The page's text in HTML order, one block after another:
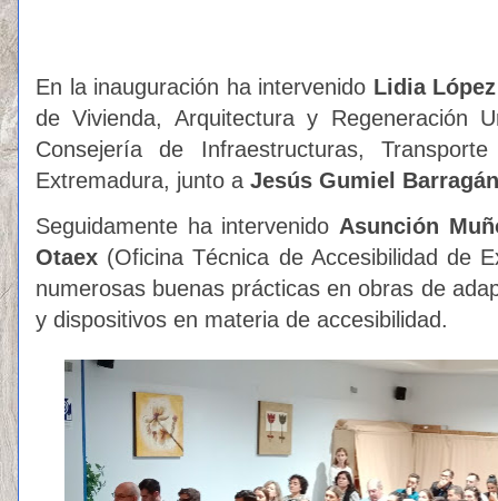
En la inauguración ha intervenido Lidia
de Vivienda, Arquitectura y Regeneración
Consejería de Infraestructuras,
Extremadura, junto a Jesús Gumiel Barragán
Seguidamente ha intervenido Asunción
Otaex (Oficina Técnica de Accesibilidad de
numerosas buenas prácticas en obras de
y dispositivos en materia de accesibilidad.